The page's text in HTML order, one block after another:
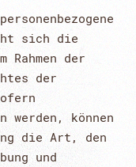
sich die
der
der
werden, können
die Art, den
und